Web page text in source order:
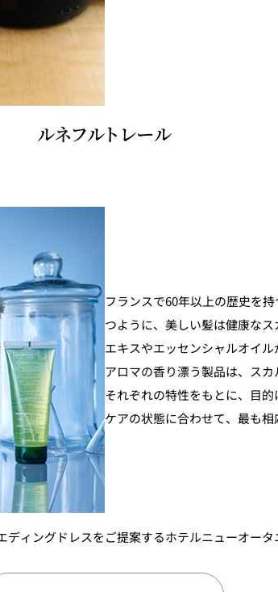
ルネフルトレール
フランスで60年以上の歴史を
つように、美しい髪は健康な
エキスやエッセンシャルオイル
アロマの香り漂う製品は、ス
それぞれの特性をもとに、目
ケアの状態に合わせて、最も
ディングドレスをご提案するホテルニューオー